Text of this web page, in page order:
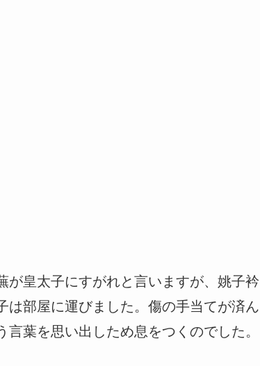
が皇太子にすがれと言いますが、姚子衿
は部屋に運びました。傷の手当てが済ん
葉を思い出しため息をつくのでした。